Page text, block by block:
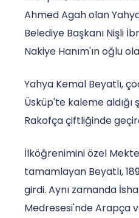
Ahmed Agah olan
Belediye Başkanı Nişli
Nakiye Hanım'ın oğlu
Yahya Kemal Beyatlı,
Üsküp'te kaleme aldığı
Rakofça çiftliğinde
İlköğrenimini özel
tamamlayan Beyatlı,
girdi. Aynı zamanda
Medresesi'nde Arapça